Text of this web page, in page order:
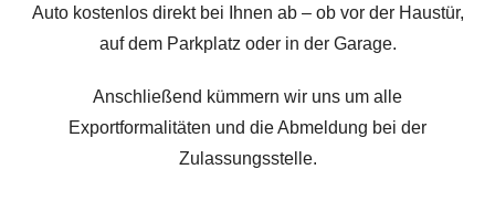
Auto kostenlos direkt bei Ihnen ab – ob vor der Haustür,
auf dem Parkplatz oder in der Garage.
Anschließend kümmern wir uns um alle
Exportformalitäten und die Abmeldung bei der
Zulassungsstelle.